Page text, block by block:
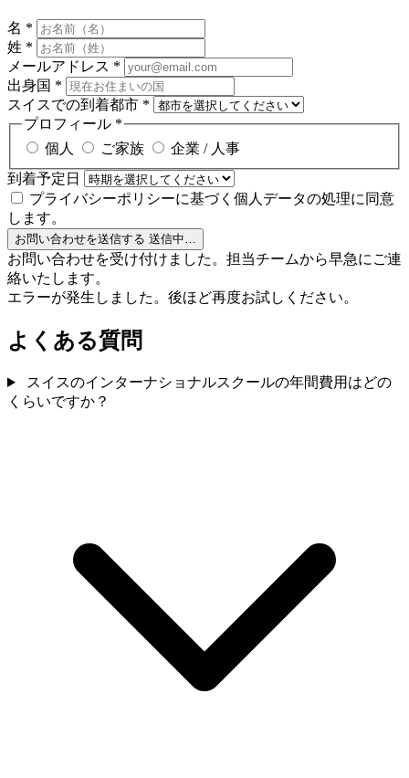
名 *
姓 *
メールアドレス *
出身国 *
スイスでの到着都市 *
プロフィール *
個人
ご家族
企業 / 人事
到着予定日
プライバシーポリシーに基づく個人データの処理に同意
します。
お問い合わせを送信する 送信中…
お問い合わせを受け付けました。担当チームから早急にご連
絡いたします。
エラーが発生しました。後ほど再度お試しください。
よくある質問
スイスのインターナショナルスクールの年間費用はどの
くらいですか？